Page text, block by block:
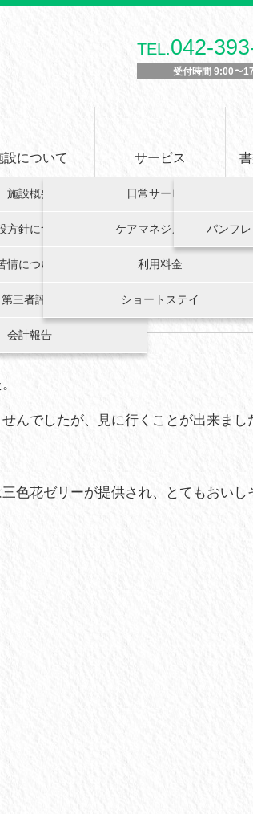
TEL.042-
受付時間 9:00〜
設について
施設概要
方針について
情について
第三者評価
会計報告
サービス
日常サービス
ケアマネジメント
利用料金
ショートステイ
パンフ
んでしたが、見に行くことが出来まし
色花ゼリーが提供され、とてもおいし